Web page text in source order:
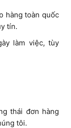
hàng toàn quốc
tín.
làm việc, tùy
thái đơn hàng
tôi.